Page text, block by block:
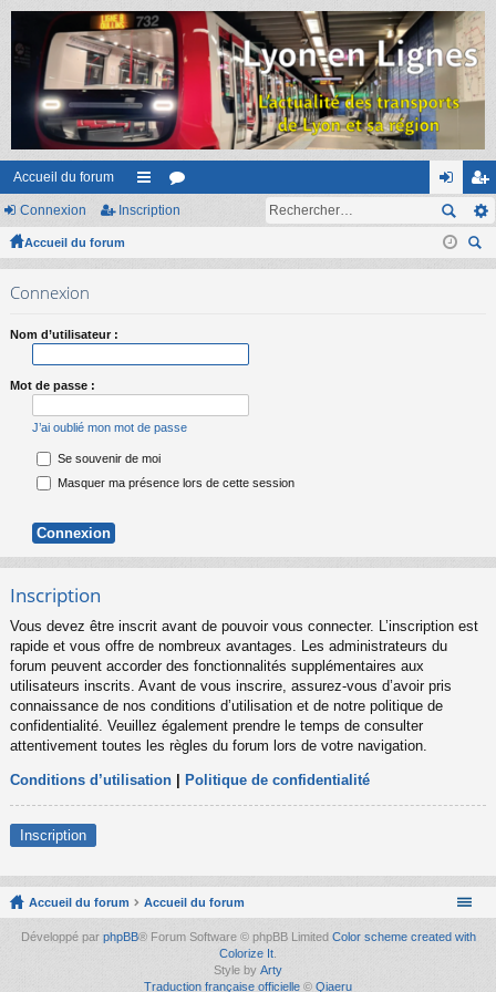
Accueil du forum
ac
s
or on
ne
ns
cri
Connexion Inscription
Accueil du forum
ec
Connexion
Nom d’utilisateur :
Mot de passe :
J’ai oublié mon mot de passe
Se souvenir de moi
Masquer ma présence lors de cette session
Inscription
Vous devez être inscrit avant de pouvoir vous connecter. L’inscription est
rapide et vous offre de nombreux avantages. Les administrateurs du
forum peuvent accorder des fonctionnalités supplémentaires aux
utilisateurs inscrits. Avant de vous inscrire, assurez-vous d’avoir pris
connaissance de nos conditions d’utilisation et de notre politique de
confidentialité. Veuillez également prendre le temps de consulter
attentivement toutes les règles du forum lors de votre navigation.
Conditions d’utilisation Politique de confidentialité
Inscription
Accueil du forum Accueil du forum
Développé par phpBB® Forum Software © phpBB Limited Color scheme created with
Colorize It.
Style by Arty
Traduction française officielle © Qiaeru